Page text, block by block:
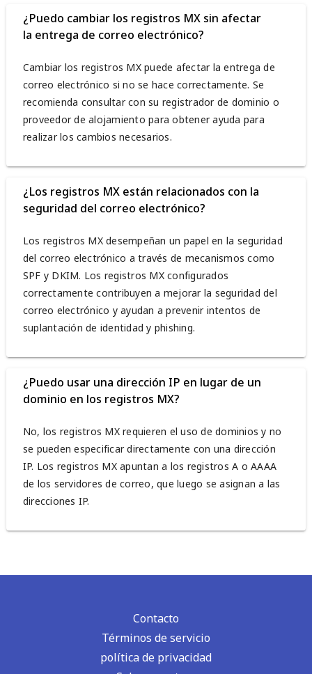
¿Puedo cambiar los registros MX sin afectar
la entrega de correo electrónico?
Cambiar los registros MX puede afectar la entrega de
correo electrónico si no se hace correctamente. Se
recomienda consultar con su registrador de dominio o
proveedor de alojamiento para obtener ayuda para
realizar los cambios necesarios.
¿Los registros MX están relacionados con la
seguridad del correo electrónico?
Los registros MX desempeñan un papel en la seguridad
del correo electrónico a través de mecanismos como
SPF y DKIM. Los registros MX configurados
correctamente contribuyen a mejorar la seguridad del
correo electrónico y ayudan a prevenir intentos de
suplantación de identidad y phishing.
¿Puedo usar una dirección IP en lugar de un
dominio en los registros MX?
No, los registros MX requieren el uso de dominios y no
se pueden especificar directamente con una dirección
IP. Los registros MX apuntan a los registros A o AAAA
de los servidores de correo, que luego se asignan a las
direcciones IP.
Contacto
Términos de servicio
política de privacidad